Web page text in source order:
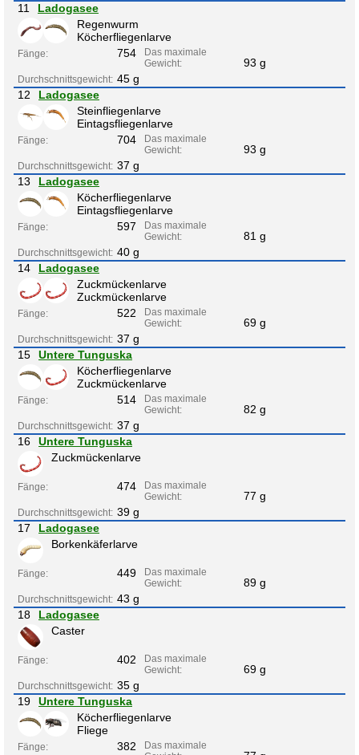
11
Ladogasee
Regenwurm
Köcherfliegenlarve
Fänge: 754
Das maximale
Gewicht:
93 g
Durchschnittsgewicht: 45 g
12
Ladogasee
Steinfliegenlarve
Eintagsfliegenlarve
Fänge: 704
Das maximale
Gewicht:
93 g
Durchschnittsgewicht: 37 g
13
Ladogasee
Köcherfliegenlarve
Eintagsfliegenlarve
Fänge: 597
Das maximale
Gewicht:
81 g
Durchschnittsgewicht: 40 g
14
Ladogasee
Zuckmückenlarve
Zuckmückenlarve
Fänge: 522
Das maximale
Gewicht:
69 g
Durchschnittsgewicht: 37 g
15
Untere Tunguska
Köcherfliegenlarve
Zuckmückenlarve
Fänge: 514
Das maximale
Gewicht:
82 g
Durchschnittsgewicht: 37 g
16
Untere Tunguska
Zuckmückenlarve
Fänge: 474
Das maximale
Gewicht:
77 g
Durchschnittsgewicht: 39 g
17
Ladogasee
Borkenkäferlarve
Fänge: 449
Das maximale
Gewicht:
89 g
Durchschnittsgewicht: 43 g
18
Ladogasee
Caster
Fänge: 402
Das maximale
Gewicht:
69 g
Durchschnittsgewicht: 35 g
19
Untere Tunguska
Köcherfliegenlarve
Fliege
Fänge: 382
Das maximale